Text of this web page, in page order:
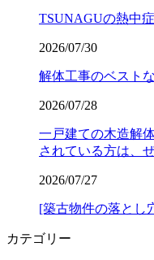
TSUNAGUの熱中
2026/07/30
解体工事のベスト
2026/07/28
一戸建ての木造解
されている方は、
2026/07/27
[築古物件の落とし
カテゴリー